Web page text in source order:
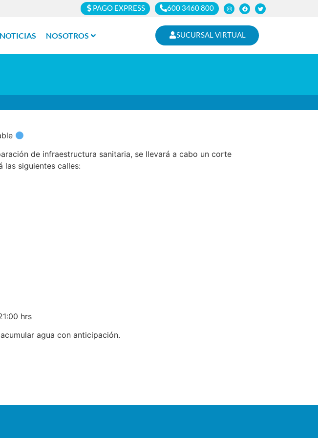
PAGO EXPRESS 600 3460 800
NOTICIAS NOSOTROS SUCURSAL VIRTUAL
de infraestructura sanitaria, se llevará a cabo un corte
las siguientes calles:
hrs
agua con anticipación.